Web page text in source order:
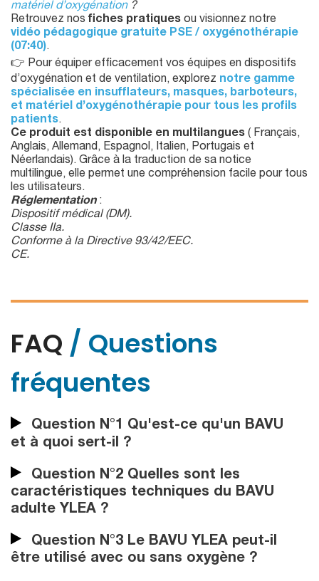
matériel d’oxygénation?
Retrouvez nos fiches pratiques ou visionnez notre
vidéo pédagogique gratuite PSE / oxygénothérapie
(07:40).
👉 Pour équiper efficacement vos équipes en dispositifs
d’oxygénation et de ventilation, explorez notre gamme
spécialisée en insufflateurs, masques, barboteurs,
et matériel d’oxygénothérapie pour tous les profils
patients.
Ce produit est disponible en multilangues ( Français,
Anglais, Allemand, Espagnol, Italien, Portugais et
Néerlandais). Grâce à la traduction de sa notice
multilingue, elle permet une compréhension facile pour tous
les utilisateurs.
Réglementation :
Dispositif médical (DM).
Classe IIa.
Conforme à la Directive 93/42/EEC.
CE.
FAQ / Questions
fréquentes
Question N°1 Qu'est-ce qu'un BAVU
et à quoi sert-il ?
Question N°2 Quelles sont les
caractéristiques techniques du BAVU
adulte YLEA ?
Question N°3 Le BAVU YLEA peut-il
être utilisé avec ou sans oxygène ?